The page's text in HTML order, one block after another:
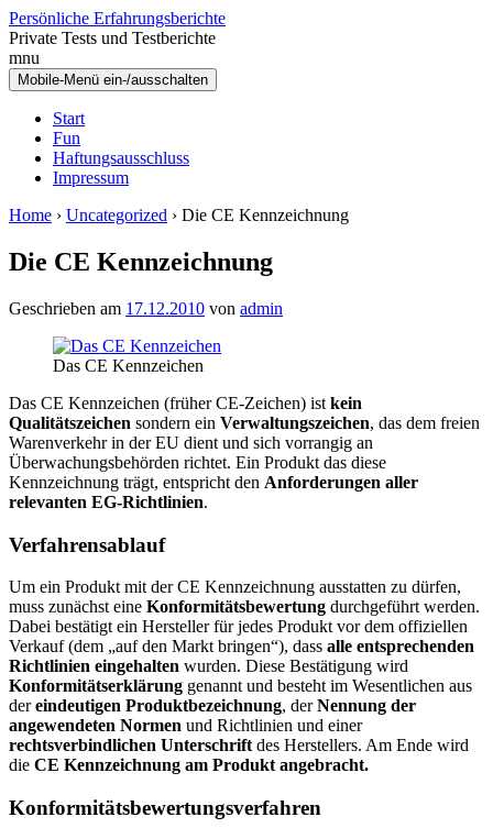
Zum
Inhalt
wechseln
Zum
Hauptmenü
springen
Persönliche Erfahrungsberichte
Private Tests und Testberichte
mnu
Mobile-Menü ein-/ausschalten
Start
Fun
Haftungsausschluss
Impressum
Home › Uncategorized › Die CE Kennzeichnung
Die CE Kennzeichnung
Geschrieben am 17.12.2010 von admin
Das CE Kennzeichen
Das CE Kennzeichen (früher CE-Zeichen) ist kein
Qualitätszeichen sondern ein Verwaltungszeichen, das dem freien
Warenverkehr in der EU dient und sich vorrangig an
Überwachungsbehörden richtet. Ein Produkt das diese
Kennzeichnung trägt, entspricht den Anforderungen aller
relevanten EG-Richtlinien.
Verfahrensablauf
Um ein Produkt mit der CE Kennzeichnung ausstatten zu dürfen,
muss zunächst eine Konformitätsbewertung durchgeführt werden.
Dabei bestätigt ein Hersteller für jedes Produkt vor dem offiziellen
Verkauf (dem „auf den Markt bringen“), dass alle entsprechenden
Richtlinien eingehalten wurden. Diese Bestätigung wird
Konformitätserklärung genannt und besteht im Wesentlichen aus
dereindeutigen Produktbezeichnung, derNennung der
angewendeten Normen und Richtlinien und einer
rechtsverbindlichen Unterschrift des Herstellers. Am Ende wird
die CE Kennzeichnung am Produkt angebracht.
Konformitätsbewertungsverfahren